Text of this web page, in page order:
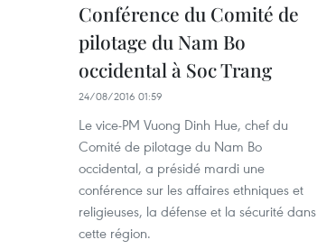
Conférence du Comité de
pilotage du Nam Bo
occidental à Soc Trang
24/08/2016 01:59
Le vice-PM Vuong Dinh Hue, chef du
Comité de pilotage du Nam Bo
occidental, a présidé mardi une
conférence sur les affaires ethniques et
religieuses, la défense et la sécurité dans
cette région.